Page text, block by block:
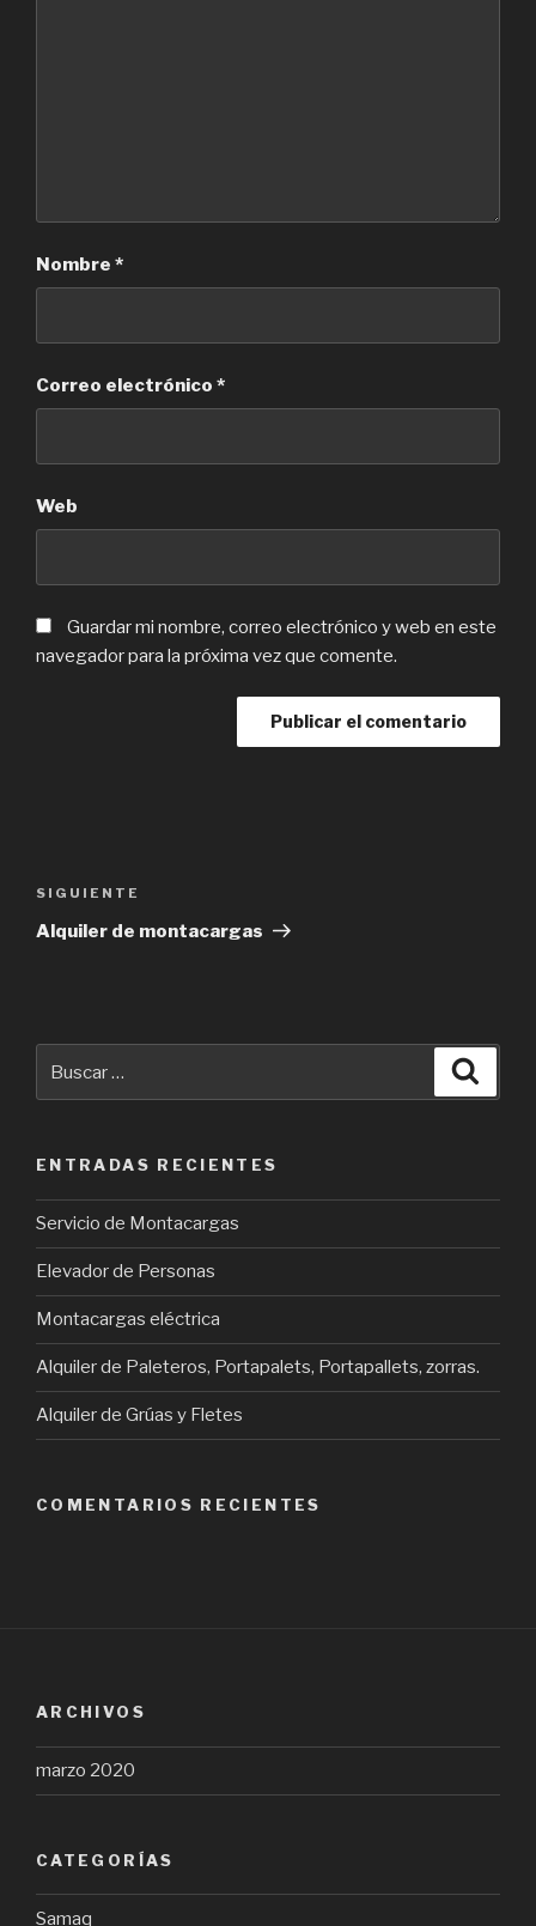
Nombre *
Correo electrónico *
Web
Guardar mi nombre, correo electrónico y web en este
navegador para la próxima vez que comente.
de
entradas
Siguiente
entrada
SIGUIENTE
Alquiler de montacargas
ENTRADAS RECIENTES
Servicio de Montacargas
Elevador de Personas
Montacargas eléctrica
Alquiler de Paleteros, Portapalets, Portapallets, zorras.
Alquiler de Grúas y Fletes
COMENTARIOS RECIENTES
ARCHIVOS
marzo 2020
CATEGORÍAS
Samaq